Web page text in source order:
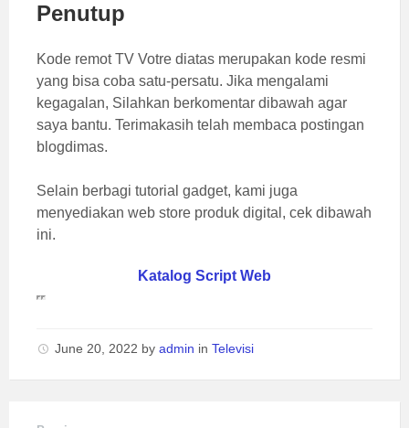
Penutup
Kode remot TV Votre diatas merupakan kode resmi
yang bisa coba satu-persatu. Jika mengalami
kegagalan, Silahkan berkomentar dibawah agar
saya bantu. Terimakasih telah membaca postingan
blogdimas.
Selain berbagi tutorial gadget, kami juga
menyediakan web store produk digital, cek dibawah
ini.
Katalog Script Web
June 20, 2022 by admin in Televisi